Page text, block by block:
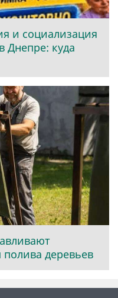
и социализация
Днепре: куда
деревьев